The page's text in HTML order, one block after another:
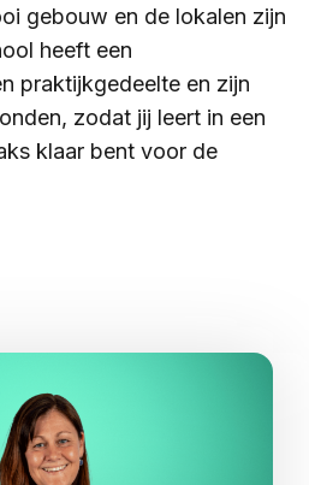
gebouw en de lokalen zijn
heeft een
praktijkgedeelte en zijn
zodat jij leert in een
klaar bent voor de